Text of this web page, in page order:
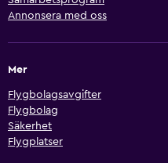
Annonsera med oss
Mer
Flygbolagsavgifter
Flygbolag
Säkerhet
Flygplatser